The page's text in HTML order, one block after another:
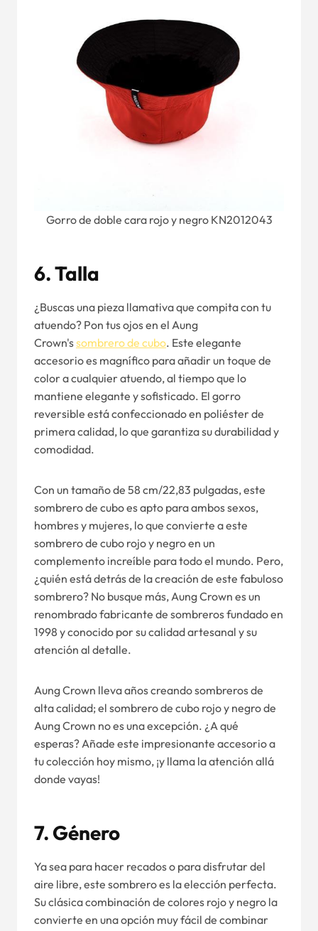
Gorro de doble cara rojo y negro KN2012043
6.Talla
¿Buscas una pieza llamativa que compita con tu
atuendo? Pon tus ojos en el Aung
Crown'ssombrero de cubo. Este elegante
accesorio es magnífico para añadir un toque de
color a cualquier atuendo, al tiempo que lo
mantiene elegante y sofisticado. El gorro
reversible está confeccionado en poliéster de
primera calidad, lo que garantiza su durabilidad y
comodidad.
Con un tamaño de 58 cm/22,83 pulgadas, este
sombrero de cubo es apto para ambos sexos,
hombres y mujeres, lo que convierte a este
sombrero de cubo rojo y negro en un
complemento increíble para todo el mundo. Pero,
¿quién está detrás de la creación de este fabuloso
sombrero? No busque más, Aung Crown es un
renombrado fabricante de sombreros fundado en
1998 y conocido por su calidad artesanal y su
atención al detalle.
Aung Crown lleva años creando sombreros de
alta calidad; el sombrero de cubo rojo y negro de
Aung Crown no es una excepción. ¿A qué
esperas? Añade este impresionante accesorio a
tu colección hoy mismo, ¡y llama la atención allá
donde vayas!
7. Género
Ya sea para hacer recados o para disfrutar del
aire libre, este sombrero es la elección perfecta.
Su clásica combinación de colores rojo y negro la
convierte en una opción muy fácil de combinar